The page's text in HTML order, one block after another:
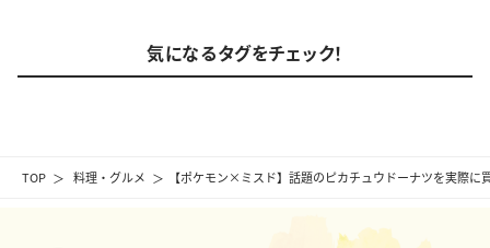
TOP 料理・グルメ 【ポケモン×ミスド】話題のピカチュウドーナツを実際に
気になるタグをチェック！